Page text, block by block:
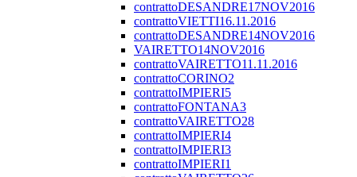
contrattoDESANDRE17NOV2016
contrattoVIETTI16.11.2016
contrattoDESANDRE14NOV2016
VAIRETTO14NOV2016
contrattoVAIRETTO11.11.2016
contrattoCORINO2
contrattoIMPIERI5
contrattoFONTANA3
contrattoVAIRETTO28
contrattoIMPIERI4
contrattoIMPIERI3
contrattoIMPIERI1